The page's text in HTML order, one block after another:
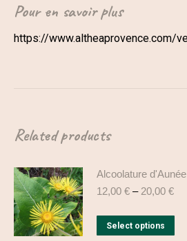
Pour en savoir plus
https://www.altheaprovence.com/
Related products
Alcoolature
12,00 € – 20,00 €
Select options